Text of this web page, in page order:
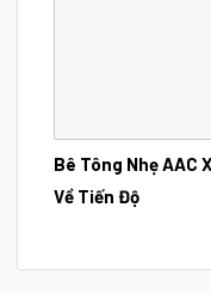
Bê Tông Nhẹ AAC
Về Tiến Độ